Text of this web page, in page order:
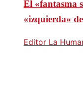
El «fantasma
«izquierda»
Editor La